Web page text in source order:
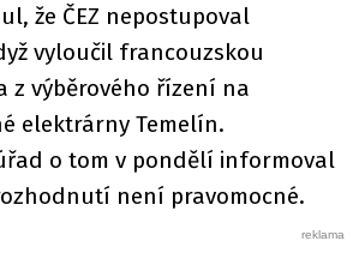
že ČEZ nepostupoval
vyloučil francouzskou
z výběrového řízení na
elektrárny Temelín.
o tom v pondělí informoval
není pravomocné.